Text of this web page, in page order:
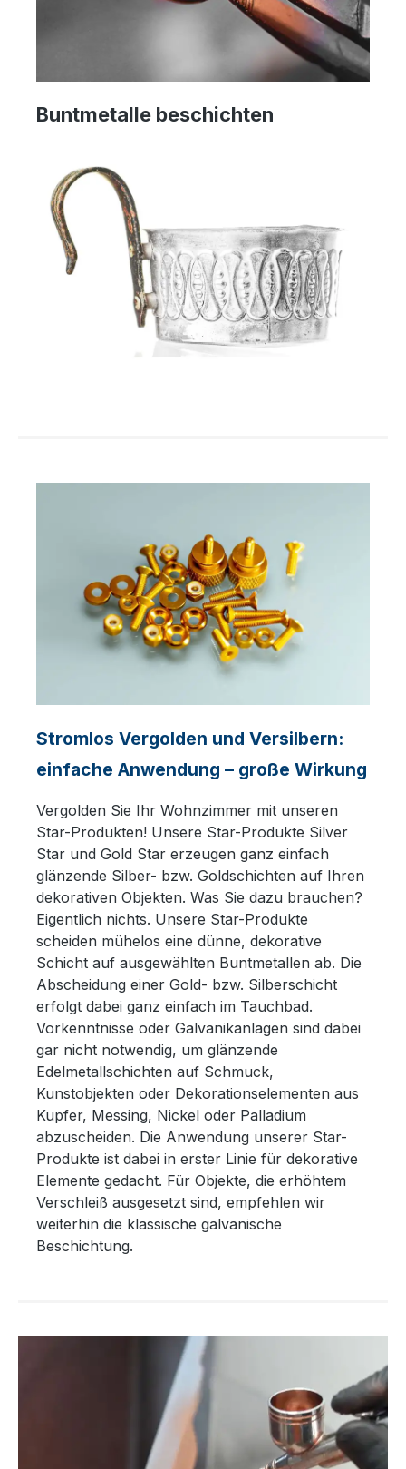
Buntmetalle beschichten
Stromlos Vergolden und Versilbern:
einfache Anwendung – große Wirkung
Vergolden Sie Ihr Wohnzimmer mit unseren
Star-Produkten! Unsere Star-Produkte Silver
Star und Gold Star erzeugen ganz einfach
glänzende Silber- bzw. Goldschichten auf Ihren
dekorativen Objekten. Was Sie dazu brauchen?
Eigentlich nichts. Unsere Star-Produkte
scheiden mühelos eine dünne, dekorative
Schicht auf ausgewählten Buntmetallen ab. Die
Abscheidung einer Gold- bzw. Silberschicht
erfolgt dabei ganz einfach im Tauchbad.
Vorkenntnisse oder Galvanikanlagen sind dabei
gar nicht notwendig, um glänzende
Edelmetallschichten auf Schmuck,
Kunstobjekten oder Dekorationselementen aus
Kupfer, Messing, Nickel oder Palladium
abzuscheiden. Die Anwendung unserer Star-
Produkte ist dabei in erster Linie für dekorative
Elemente gedacht. Für Objekte, die erhöhtem
Verschleiß ausgesetzt sind, empfehlen wir
weiterhin die klassische galvanische
Beschichtung.